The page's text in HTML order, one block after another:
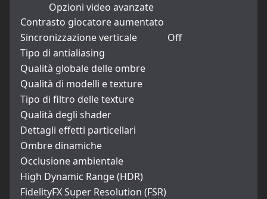
Opzioni video avanzate
Contrasto giocatore aumentato
Sincronizzazione verticale
Off
Tipo di antialiasing
Qualità globale delle ombre
Qualità di modelli e texture
Tipo di filtro delle texture
Qualità degli shader
Dettagli effetti particellari
Ombre dinamiche
Occlusione ambientale
High Dynamic Range (HDR)
FidelityFX Super Resolution (FSR)